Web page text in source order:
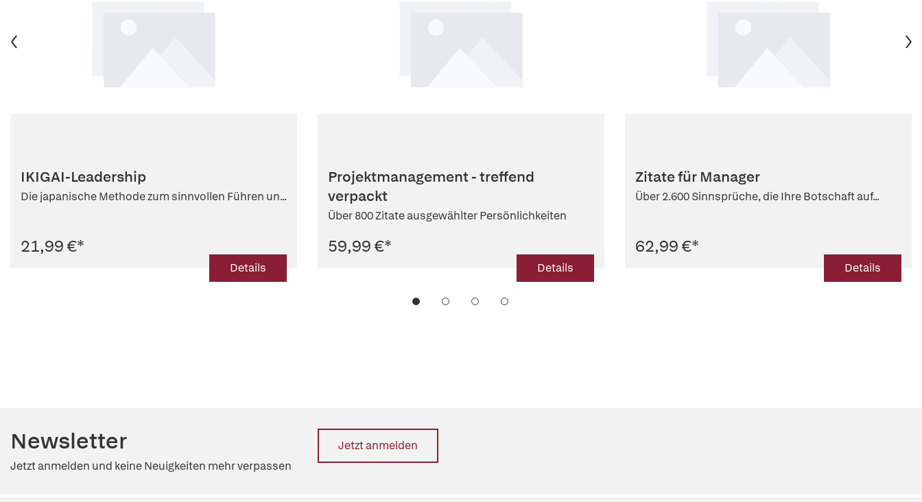
IKIGAI-Leadership
Die japanische Methode zum sinnvollen Führen un...
21,99 €*
Details
Projektmanagement - treffend
verpackt
Über 800 Zitate ausgewählter Persönlichkeiten
59,99 €*
Details
Zitate für Manager
Über 2.600 Sinnsprüche, die Ihre Botschaft auf...
62,99 €*
Details
Newsletter
Jetzt anmelden und keine Neuigkeiten mehr verpassen
Jetzt anmelden